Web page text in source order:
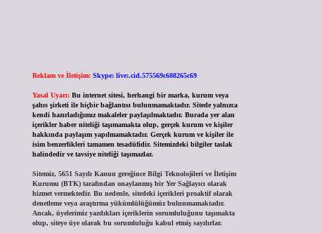
Reklam ve İletişim: Skype: live:.cid.575569c608265c69
Yasal Uyarı: Bu internet sitesi, herhangi bir marka, kurum veya
şahıs şirketi ile hiçbir bağlantısı bulunmamaktadır. Sitede yalnızca
kendi hazırladığımız makaleler paylaşılmaktadır. Burada yer alan
içerikler haber niteliği taşımamakta olup, gerçek kurum ve kişiler
hakkında paylaşım yapılmamaktadır. Gerçek kurum ve kişiler ile
isim benzerlikleri tamamen tesadüfidir. Sitemizdeki bilgiler taslak
halindedir ve tavsiye niteliği taşımazlar.
Sitemiz, 5651 Sayılı Kanun gereğince Bilgi Teknolojileri ve İletişim
Kurumu (BTK) tarafından onaylanmış bir Yer Sağlayıcı olarak
hizmet vermektedir. Bu nedenle, sitedeki içerikleri proaktif olarak
denetleme veya araştırma yükümlülüğümüz bulunmamaktadır.
Ancak, üyelerimiz yazdıkları içeriklerin sorumluluğunu taşımakta
olup, siteye üye olarak bu sorumluluğu kabul etmiş sayılırlar.